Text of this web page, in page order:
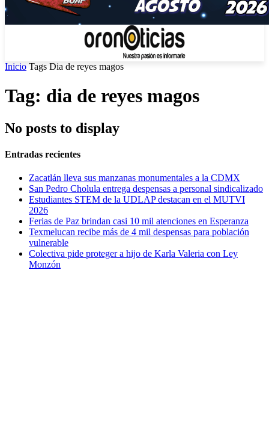
Inicio Tags Dia de reyes magos
Tag: dia de reyes magos
No posts to display
Entradas recientes
Zacatlán lleva sus manzanas monumentales a la CDMX
San Pedro Cholula entrega despensas a personal sindicalizado
Estudiantes STEM de la UDLAP destacan en el MUTVI
2026
Ferias de Paz brindan casi 10 mil atenciones en Esperanza
Texmelucan recibe más de 4 mil despensas para población
vulnerable
Colectiva pide proteger a hijo de Karla Valeria con Ley
Monzón